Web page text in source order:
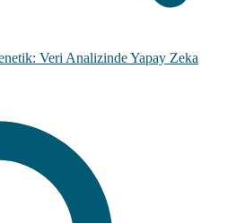
Veri Analizinde Yapay Zeka